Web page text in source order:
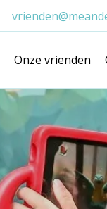
Onze vrienden